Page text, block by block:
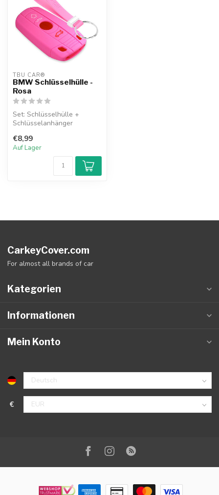
TBU CAR®
BMW Schlüsselhülle -
Rosa
Set: Schlüsselhülle +
Schlüsselanhänger
€8,99
Auf Lager
CarkeyCover.com
For almost all brands of car
Kategorien
Informationen
Mein Konto
€